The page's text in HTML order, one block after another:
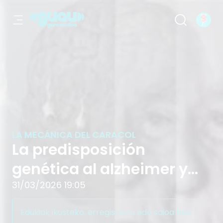
LA MECÁNICA DEL CARACOL
La predisposición
genética al alzheimer y
econsumo de carne.
Tecnologías del lenguaje.
31/03/2026 19:05
Edukiak ikusteko, erregistratu edo saioa hasi